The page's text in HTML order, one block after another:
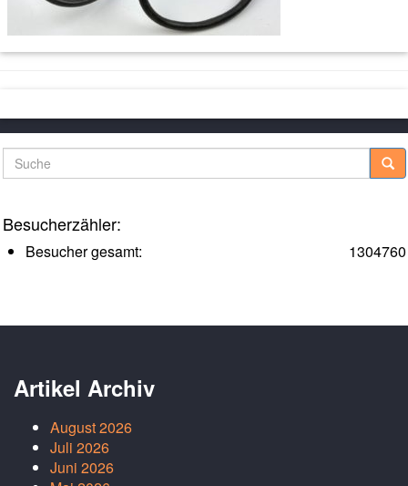
Suche
Besucherzähler:
1304760
Besucher gesamt:
Artikel Archiv
August 2026
Juli 2026
Juni 2026